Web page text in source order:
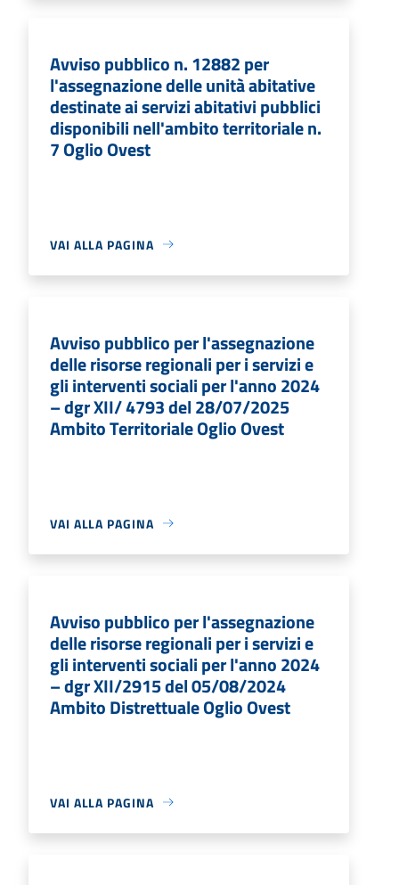
Avviso pubblico n. 12882 per
l'assegnazione delle unità abitative
destinate ai servizi abitativi pubblici
disponibili nell'ambito territoriale n.
7 Oglio Ovest
VAI ALLA PAGINA
Avviso pubblico per l'assegnazione
delle risorse regionali per i servizi e
gli interventi sociali per l'anno 2024
– dgr XII/ 4793 del 28/07/2025
Ambito Territoriale Oglio Ovest
VAI ALLA PAGINA
Avviso pubblico per l'assegnazione
delle risorse regionali per i servizi e
gli interventi sociali per l'anno 2024
– dgr XII/2915 del 05/08/2024
Ambito Distrettuale Oglio Ovest
VAI ALLA PAGINA